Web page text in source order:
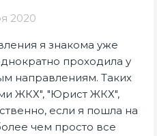
2020
я знакома уже
проходила у
направлениям. Таких
ЖКХ", "Юрист ЖКХ",
если я пошла на
чем просто все